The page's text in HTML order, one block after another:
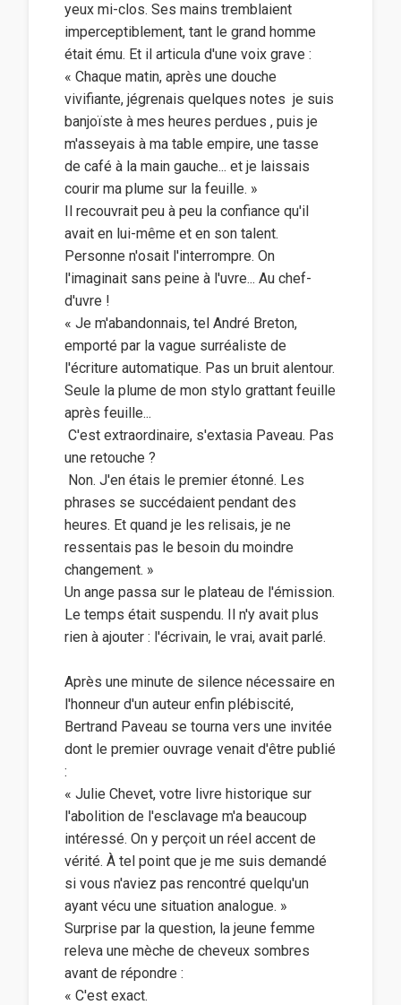
yeux mi-clos. Ses mains tremblaient
imperceptiblement, tant le grand homme
était ému. Et il articula d'une voix grave :
« Chaque matin, après une douche
vivifiante, jégrenais quelques notes  je suis
banjoïste à mes heures perdues , puis je
m'asseyais à ma table empire, une tasse
de café à la main gauche... et je laissais
courir ma plume sur la feuille. »
Il recouvrait peu à peu la confiance qu'il
avait en lui-même et en son talent.
Personne n'osait l'interrompre. On
l'imaginait sans peine à l'uvre... Au chef-
d'uvre !
« Je m'abandonnais, tel André Breton,
emporté par la vague surréaliste de
l'écriture automatique. Pas un bruit alentour.
Seule la plume de mon stylo grattant feuille
après feuille...
 C'est extraordinaire, s'extasia Paveau. Pas
une retouche ?
 Non. J'en étais le premier étonné. Les
phrases se succédaient pendant des
heures. Et quand je les relisais, je ne
ressentais pas le besoin du moindre
changement. »
Un ange passa sur le plateau de l'émission.
Le temps était suspendu. Il n'y avait plus
rien à ajouter : l'écrivain, le vrai, avait parlé.
Après une minute de silence nécessaire en
l'honneur d'un auteur enfin plébiscité,
Bertrand Paveau se tourna vers une invitée
dont le premier ouvrage venait d'être publié
:
« Julie Chevet, votre livre historique sur
l'abolition de l'esclavage m'a beaucoup
intéressé. On y perçoit un réel accent de
vérité. À tel point que je me suis demandé
si vous n'aviez pas rencontré quelqu'un
ayant vécu une situation analogue. »
Surprise par la question, la jeune femme
releva une mèche de cheveux sombres
avant de répondre :
« C'est exact.